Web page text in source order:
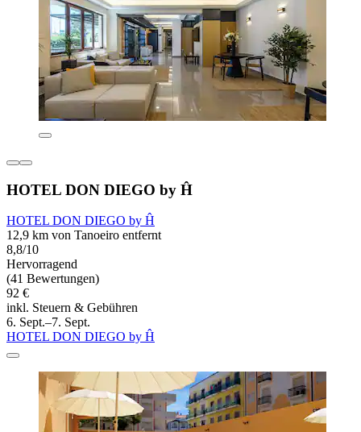
HOTEL DON DIEGO by Ĥ
HOTEL DON DIEGO by Ĥ
12,9 km von Tanoeiro entfernt
8,8/10
Hervorragend
(41 Bewertungen)
92 €
inkl. Steuern & Gebühren
6. Sept.–7. Sept.
HOTEL DON DIEGO by Ĥ